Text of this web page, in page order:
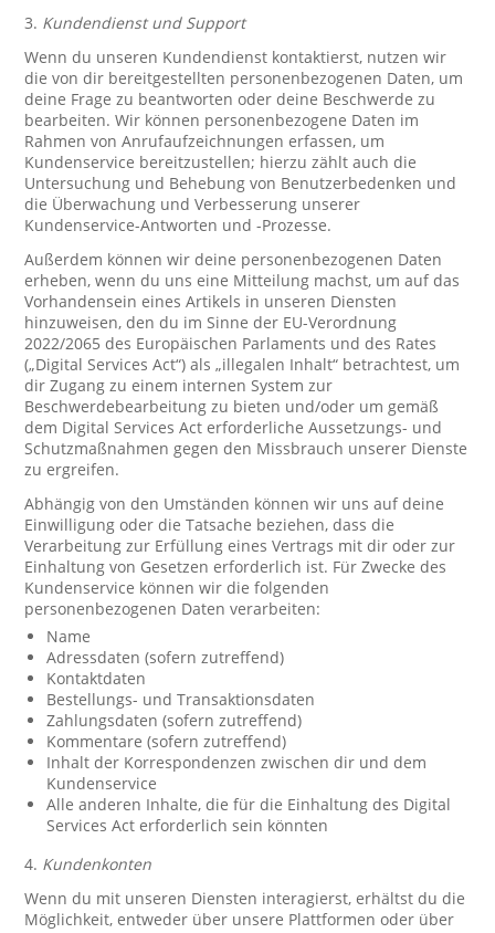
3. Kundendienst und Support
Wenn du unseren Kundendienst kontaktierst, nutzen wir
die von dir bereitgestellten personenbezogenen Daten, um
deine Frage zu beantworten oder deine Beschwerde zu
bearbeiten. Wir können personenbezogene Daten im
Rahmen von Anrufaufzeichnungen erfassen, um
Kundenservice bereitzustellen; hierzu zählt auch die
Untersuchung und Behebung von Benutzerbedenken und
die Überwachung und Verbesserung unserer
Kundenservice-Antworten und -Prozesse.
Außerdem können wir deine personenbezogenen Daten
erheben, wenn du uns eine Mitteilung machst, um auf das
Vorhandensein eines Artikels in unseren Diensten
hinzuweisen, den du im Sinne der EU-Verordnung
2022/2065 des Europäischen Parlaments und des Rates
(„Digital Services Act“) als „illegalen Inhalt“ betrachtest, um
dir Zugang zu einem internen System zur
Beschwerdebearbeitung zu bieten und/oder um gemäß
dem Digital Services Act erforderliche Aussetzungs- und
Schutzmaßnahmen gegen den Missbrauch unserer Dienste
zu ergreifen.
Abhängig von den Umständen können wir uns auf deine
Einwilligung oder die Tatsache beziehen, dass die
Verarbeitung zur Erfüllung eines Vertrags mit dir oder zur
Einhaltung von Gesetzen erforderlich ist. Für Zwecke des
Kundenservice können wir die folgenden
personenbezogenen Daten verarbeiten:
Name
Adressdaten (sofern zutreffend)
Kontaktdaten
Bestellungs- und Transaktionsdaten
Zahlungsdaten (sofern zutreffend)
Kommentare (sofern zutreffend)
Inhalt der Korrespondenzen zwischen dir und dem
Kundenservice
Alle anderen Inhalte, die für die Einhaltung des Digital
Services Act erforderlich sein könnten
4. Kundenkonten
Wenn du mit unseren Diensten interagierst, erhältst du die
Möglichkeit, entweder über unsere Plattformen oder über